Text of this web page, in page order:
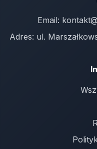
Email:
Adres: ul.